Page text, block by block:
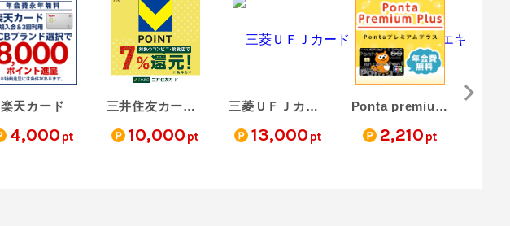
楽天カード
4,000 pt
三井住友カード（NL）
10,000 pt
三菱ＵＦＪカード【アメリカン・エキスプレス®限定】
13,000 pt
Ponta premium Plus（一般カード）
2,210 pt